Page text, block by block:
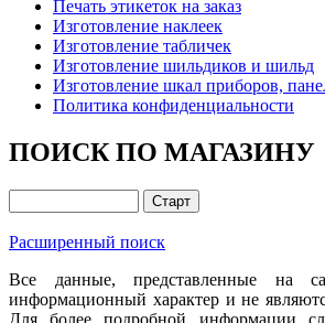
Печать этикеток на заказ
Изготовление наклеек
Изготовление табличек
Изготовление шильдиков и шильд
Изготовление шкал приборов,
Политика конфиденциальности
ПОИСК ПО МАГАЗИНУ
Расширенный поиск
Все данные, представленные на
информационный характер и не
Для более подробной информации